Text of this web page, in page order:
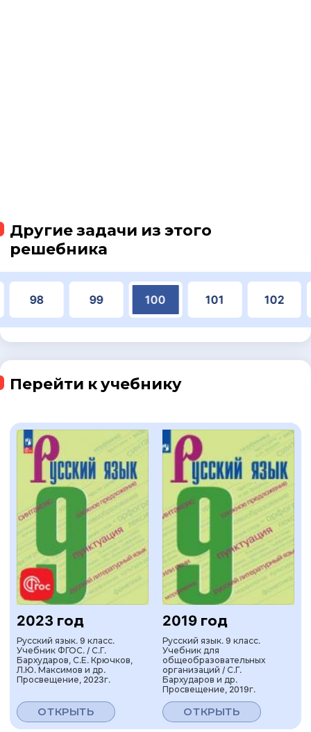
Другие задачи из этого
решебника
98 99 100 101 102
Перейти к учебнику
2023 год
Русский язык. 9 класс.
Учебник ФГОС. / С.Г.
Бархударов, С.Е. Крючков,
Л.Ю. Максимов и др.
Просвещение, 2023г.
ОТКРЫТЬ
2019 год
Русский язык. 9 класс.
Учебник для
общеобразовательных
организаций / С.Г.
Бархударов и др.
Просвещение, 2019г.
ОТКРЫТЬ